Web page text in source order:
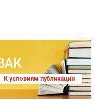
К условиям публикации